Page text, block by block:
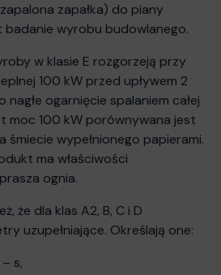
zapałka) do piany
badanie wyrobu budowlanego.
w klasie E rozgorzeją przy
100 kW przed upływem 2
nagłe ogarnięcie spalaniem całej
moc 100 kW porównywana jest
śmiecie wypełnionego papierami.
ma właściwości
ognia.
że dla klas A2, B, C i D
uzupełniające. Określają one:
s,